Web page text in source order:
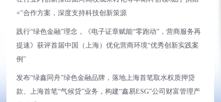
+"合作方案，深度支持科技创新策源
践行“绿色金融”理念，《电子证章赋能“零跑动”，营商服务再
提速》获评首届中国（上海）优化营商环境“优秀创新实践案
例"
发布“绿鑫同舟”绿色金融品牌，落地上海首笔取水权质押贷
款、上海首笔“气候贷”业务，构建“鑫易ESG”公司财富管理产